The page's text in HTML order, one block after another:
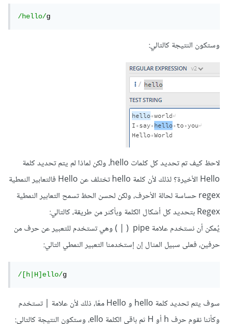
/hello/g
وستكون النتيجة كالتالي:
لاحظ كيف تم تحديد كل كلمات hello، ولكن لماذا لم يتم تحديد كلمة
Hello الأخيرة؟ لذلك لأن كلمة hello تختلف عن Hello فالتعابير النمطية
regex حساسة لحالة الأحرف، ولكن لحسن الحظ تسمح التعابير النمطية
Regex بتحديد كل أشكال الكلمة وبأكثر من طريقة، كالتالي:
يُمكن أن نستخدم علامة pipe ( | ) وهي تستخدم للتعبير عن حرف من
حرفين، فعلى سبيل المثال إن إستخدمنا التعبير النمطي التالي:
/[h|H]ello/g
سوف يتم تحديد كلمة hello و Hello معًا، ذلك لأن علامة | تستخدم
وكأننا نقوم حرف h أو H ثم باقي الكلمة ello، وستكون النتيجة كالتالي: